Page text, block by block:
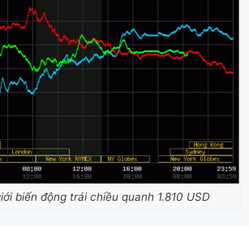
biến động trái chiều quanh 1.810 USD